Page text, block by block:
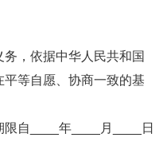
，依据中华人民共和国
平等自愿、协商一致的基
自____年____月____日